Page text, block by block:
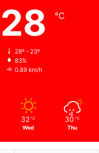
28 ℃
28º - 23º
83%
0.89 km/h
32 ℃
Wed
30 ℃
Thu